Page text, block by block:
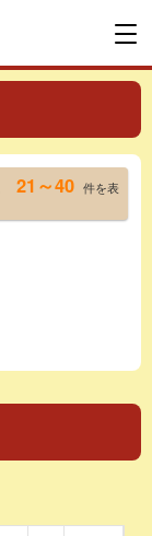
21～40 件を表